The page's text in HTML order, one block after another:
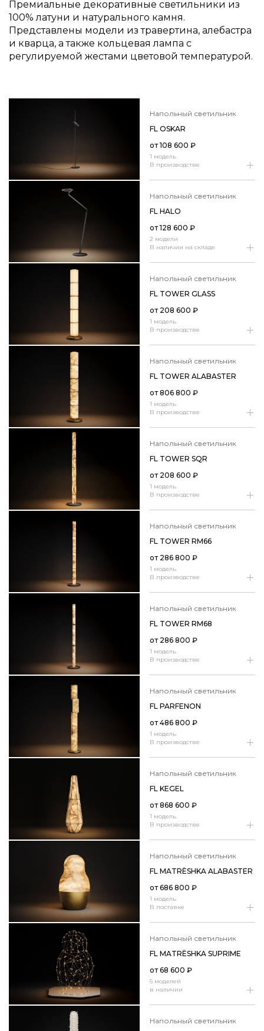
Премиальные декоративные светильники из
100% латуни и натурального камня.
Представлены модели из травертина, алебастра
и кварца, а также кольцевая лампа с
регулируемой жестами цветовой температурой.
напольный светильник
1 модель
В производстве
FL OSKAR
от108 600 ₽
напольный светильник
2 модели
В наличии на складе
FL HALO
от128 600 ₽
напольный светильник
1 модель
В производстве
FL TOWER GLASS
от 208 600 ₽
напольный светильник
1 модель
В производстве
FL TOWER ALABASTER
от806 800 ₽
напольный светильник
1 модель
В производстве
FL TOWER SQR
от 208 600 ₽
напольный светильник
1 модель
В производстве
FL TOWER RM66
от 286 800 ₽
напольный светильник
1 модель
В производстве
FL TOWER RM68
от 286 800 ₽
напольный светильник
1 модель
В производстве
FL PARFENON
от486 800 ₽
напольный светильник
1 модель
В производстве
FL KEGEL
от868 600 ₽
Напольный светильник
1 модель
В поставке
FL MATRЁSHKA ALABASTER
от686 800 ₽
Напольный светильник
5 моделей
в наличии
FL MATRЁSHKA SUPRIME
от68 600 ₽
напольный светильник